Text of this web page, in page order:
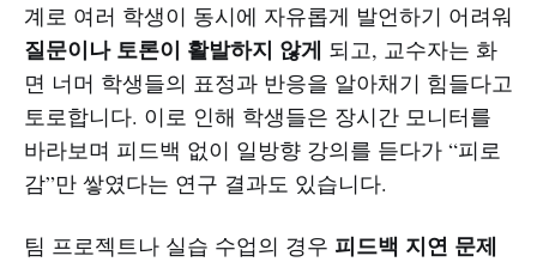
계로 여러 학생이 동시에 자유롭게 발언하기 어려워
질문이나 토론이 활발하지 않게 되고, 교수자는 화
면 너머 학생들의 표정과 반응을 알아채기 힘들다고
토로합니다. 이로 인해 학생들은 장시간 모니터를
바라보며 피드백 없이 일방향 강의를 듣다가 “피로
감”만 쌓였다는 연구 결과도 있습니다.
팀 프로젝트나 실습 수업의 경우 피드백 지연 문제